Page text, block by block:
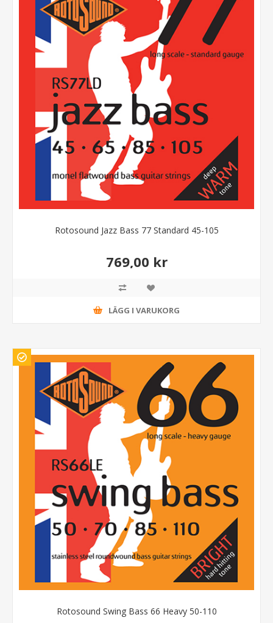
Rotosound Jazz Bass 77 Standard 45-105
769,00 kr
LÄGG I VARUKORG
Rotosound Swing Bass 66 Heavy 50-110